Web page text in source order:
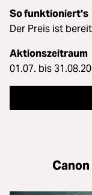
So funktioniert's
Der Preis ist
Aktionszeitraum
01.07. bis